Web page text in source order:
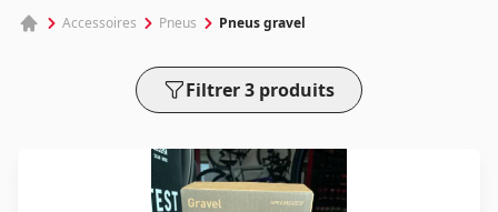
Accessoires Pneus Pneus gravel
Filtrer 3 produits
Mot de passe*